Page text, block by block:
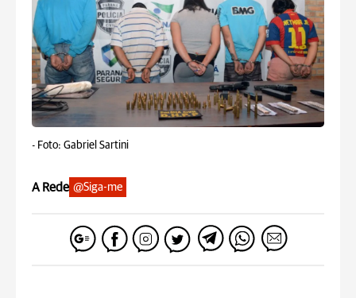
- Foto: Gabriel Sartini
A Rede @Siga-me